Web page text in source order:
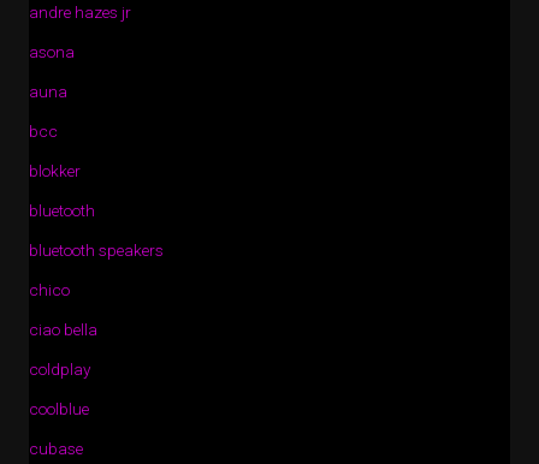
andre hazes jr
asona
auna
bcc
blokker
bluetooth
bluetooth speakers
chico
ciao bella
coldplay
coolblue
cubase